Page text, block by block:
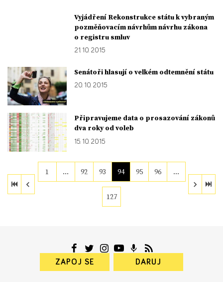
Vyjádření Rekonstrukce státu k vybraným
pozměňovacím návrhům návrhu zákona
o registru smluv
21. 10. 2015
Senátoři hlasují o velkém odtemnění státu
20. 10. 2015
Připravujeme data o prosazování zákonů
dva roky od voleb
15. 10. 2015
1 … 92 93 94 95 96 …
127
ZAPOJ SE DARUJ